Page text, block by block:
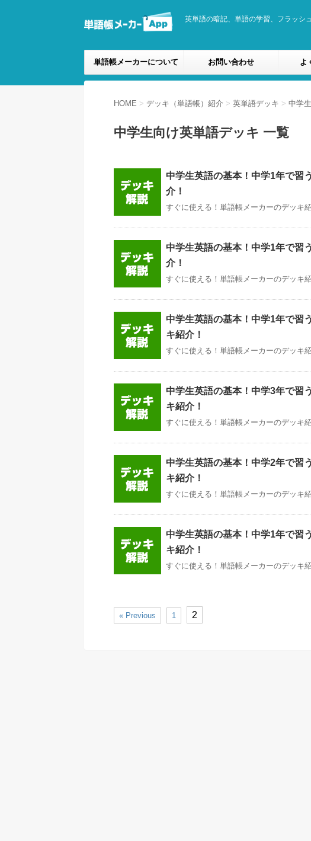
英単語の暗記、単語の学習、フラッシ
単語帳メーカーについて お問い合わせ よ
HOME > デッキ（単語帳）紹介 > 英単語デッキ > 中学
中学生向け英単語デッキ 一覧
中学生英語の基本！中学1年で習
介！
すぐに使える！単語帳メーカーのデッキ
中学生英語の基本！中学1年で習
介！
すぐに使える！単語帳メーカーのデッキ
中学生英語の基本！中学1年で習
キ紹介！
すぐに使える！単語帳メーカーのデッキ
中学生英語の基本！中学3年で習
キ紹介！
すぐに使える！単語帳メーカーのデッキ
中学生英語の基本！中学2年で習
キ紹介！
すぐに使える！単語帳メーカーのデッキ
中学生英語の基本！中学1年で習
キ紹介！
すぐに使える！単語帳メーカーのデッキ
« Previous 1 2